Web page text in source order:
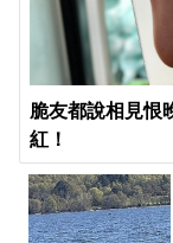
脆友都說相見恨
紅！